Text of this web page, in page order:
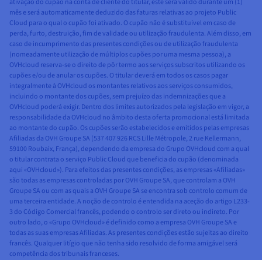
ativação do cupão na conta de cliente do titular, este será válido durante um (1)
mês e será automaticamente deduzido das faturas relativas ao projeto Public
Cloud para o qual o cupão foi ativado. O cupão não é substituível em caso de
perda, furto, destruição, fim de validade ou utilização fraudulenta. Além disso, em
caso de incumprimento das presentes condições ou de utilização fraudulenta
(nomeadamente utilização de múltiplos cupões por uma mesma pessoa), a
OVHcloud reserva-se o direito de pôr termo aos serviços subscritos utilizando os
cupões e/ou de anular os cupões. O titular deverá em todos os casos pagar
integralmente à OVHcloud os montantes relativos aos serviços consumidos,
incluindo o montante dos cupões, sem prejuízo das indemnizações que a
OVHcloud poderá exigir. Dentro dos limites autorizados pela legislação em vigor, a
responsabilidade da OVHcloud no âmbito desta oferta promocional está limitada
ao montante do cupão. Os cupões serão estabelecidos e emitidos pelas empresas
Afiliadas da OVH Groupe SA (537 407 926 RCS Lille Métropole, 2 rue Kellermann,
59100 Roubaix, França), dependendo da empresa do Grupo OVHcloud com a qual
o titular contrata o serviço Public Cloud que beneficia do cupão (denominada
aqui «OVHcloud»). Para efeitos das presentes condições, as empresas «Afiliadas»
são todas as empresas controladas por OVH Groupe SA, que controlam a OVH
Groupe SA ou com as quais a OVH Groupe SA se encontra sob controlo comum de
uma terceira entidade. A noção de controlo é entendida na aceção do artigo L233-
3 do Código Comercial francês, podendo o controlo ser direto ou indireto. Por
outro lado, o «Grupo OVHcloud» é definido como a empresa OVH Groupe SA e
todas as suas empresas Afiliadas. As presentes condições estão sujeitas ao direito
francês. Qualquer litígio que não tenha sido resolvido de forma amigável será
competência dos tribunais franceses.